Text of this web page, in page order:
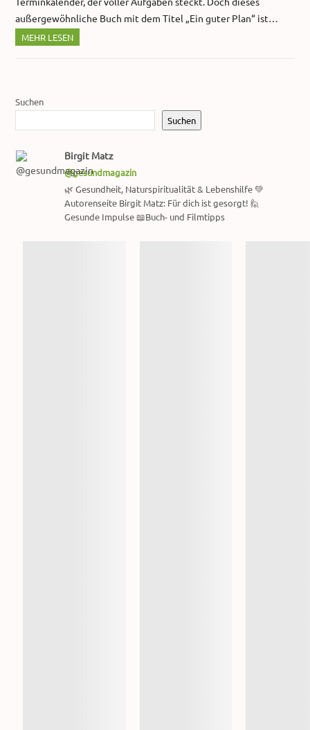
außergewöhnliche Buch mit dem Titel „Ein guter Plan“ ist…
MEHR LESEN
Suchen
Suchen
Birgit Matz
@gesundmagazin
🌿 Gesundheit, Naturspiritualität & Lebenshilfe 💚
Autorenseite Birgit Matz: Für dich ist gesorgt! 🙋
Gesunde Impulse 📖Buch- und Filmtipps